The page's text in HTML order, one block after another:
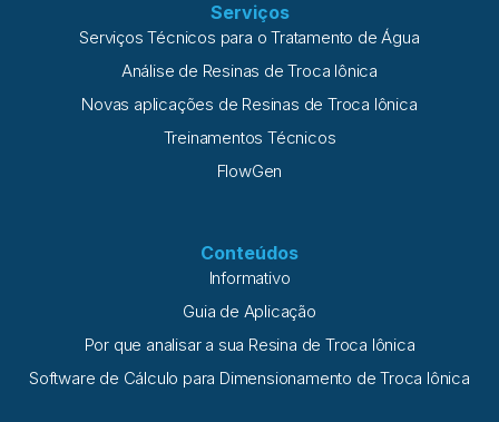
Serviços
Serviços Técnicos para o Tratamento de Água
Análise de Resinas de Troca Iônica
Novas aplicações de Resinas de Troca Iônica
Treinamentos Técnicos
FlowGen
Conteúdos
Informativo
Guia de Aplicação
Por que analisar a sua Resina de Troca Iônica
Software de Cálculo para Dimensionamento de Troca Iônica